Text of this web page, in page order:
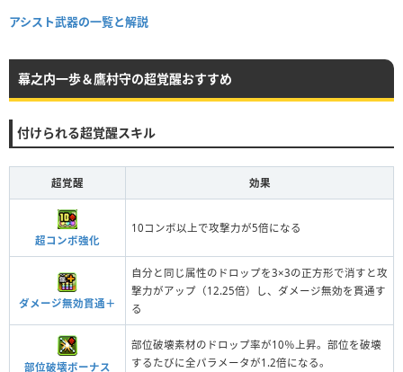
アシスト武器の一覧と解説
幕之内一歩＆鷹村守の超覚醒おすすめ
付けられる超覚醒スキル
超覚醒 効果
超コンボ強化
10コンボ以上で攻撃力が5倍になる
ダメージ無効貫通＋
自分と同じ属性のドロップを3×3の正方形で消すと攻
撃力がアップ（12.25倍）し、ダメージ無効を貫通す
る
部位破壊ボーナス
部位破壊素材のドロップ率が10％上昇。部位を破壊
するたびに全パラメータが1.2倍になる。